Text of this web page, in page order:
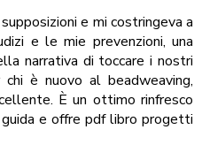
e mi costringeva a
e le mie prevenzioni, una
narrativa di toccare i nostri
è nuovo al beadweaving,
È un ottimo rinfresco
guida e offre pdf libro progetti